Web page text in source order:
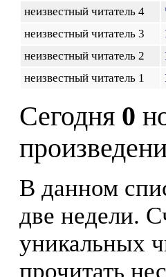
неизвестный читатель 4
неизвестный читатель 3
неизвестный читатель 2
неизвестный читатель 1
Сегодня 0
В данном
две недели.
уникальных
прочитать